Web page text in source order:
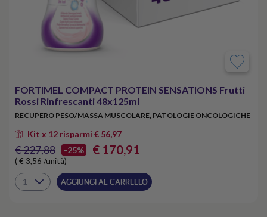
FORTIMEL COMPACT PROTEIN SENSATIONS Frutti
Rossi Rinfrescanti 48x125ml
RECUPERO PESO/MASSA MUSCOLARE, PATOLOGIE ONCOLOGICHE
Kit x 12 risparmi € 56,97
€ 227,88 -25% € 170,91
( € 3,56 /unità)
AGGIUNGI AL CARRELLO